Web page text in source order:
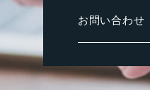
お問い合わせ